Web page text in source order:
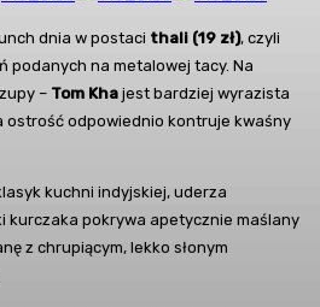
dnia w postaci thali (19 zł), czyli
podanych na metalowej tacy. Na
– Tom Kha jest bardziej wyrazista
ostrość odpowiednio kontruje kwaśny
kuchni indyjskiej, uderza
kurczaka pokrywa apetycznie maślany
z chrupiącym, lekko słonym